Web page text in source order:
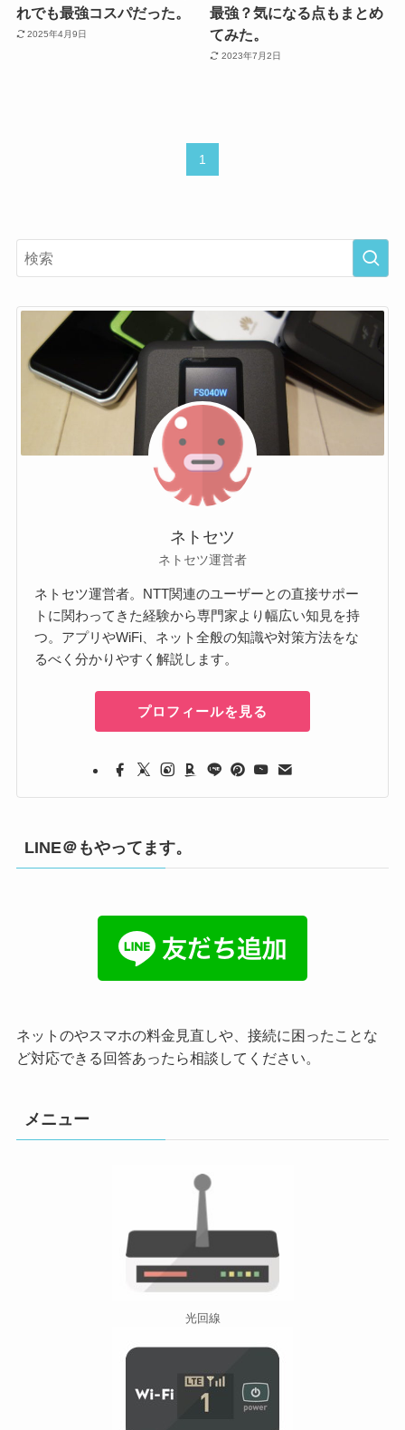
れでも最強コスパだった。
2025年4月9日
最強？気になる点もまとめ
てみた。
2023年7月2日
1
ネトセツ
ネトセツ運営者
ネトセツ運営者。NTT関連のユーザーとの直接サポー
トに関わってきた経験から専門家より幅広い知見を持
つ。アプリやWiFi、ネット全般の知識や対策方法をな
るべく分かりやすく解説します。
プロフィールを見る
LINE＠もやってます。
ネットのやスマホの料金見直しや、接続に困ったことな
ど対応できる回答あったら相談してください。
メニュー
光回線